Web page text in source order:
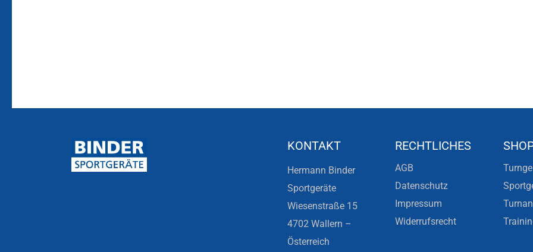
KONTAKT
Hermann Binder
Sportgeräte
Wiesenstraße 15
4702 Wallern –
Österreich
RECHTLICHES
AGB
Datenschutz
Impressum
Widerrufsrecht